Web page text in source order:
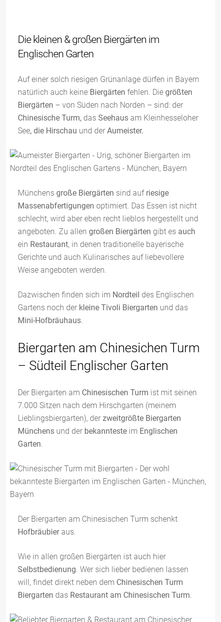
Die kleinen & großen Biergärten im
Englischen Garten
Auf einer solch riesigen Grünanlage dürfen in Bayern
natürlich auch keine Biergärten fehlen. Die größten
Biergärten – von Süden nach Norden – sind: der
Chinesische Turm, das Seehaus am Kleinhesseloher
See, die Hirschau und der Aumeister.
Münchens große Biergärten sind aufriesige
Massenabfertigungen optimiert. Das Essen ist nicht
schlecht, wird aber eben recht lieblos hergestellt und
angeboten. Zu allen großen Biergärten gibt es auch
ein Restaurant, in denen traditionelle bayerische
Gerichte und auch Kulinarisches auf liebevollere
Weise angeboten werden.
Dazwischen finden sich im Nordteil des Englischen
Gartens noch der kleine Tivoli Biergarten und das
Mini-Hofbräuhaus.
Biergarten am Chinesichen Turm
– Südteil Englischer Garten
Der Biergarten am Chinesischen Turm ist mit seinen
7.000 Sitzen nach dem Hirschgarten (meinem
Lieblingsbiergarten), der zweitgrößte Biergarten
Münchens und der bekannteste im Englischen
Garten.
Der Biergarten am Chinesischen Turm schenkt
Hofbräubieraus.
Wie in allen großen Biergärten ist auch hier
Selbstbedienung. Wer sich lieber bedienen lassen
will, findet direkt neben dem Chinesischen Turm
Biergarten das Restaurant am Chinesischen Turm.